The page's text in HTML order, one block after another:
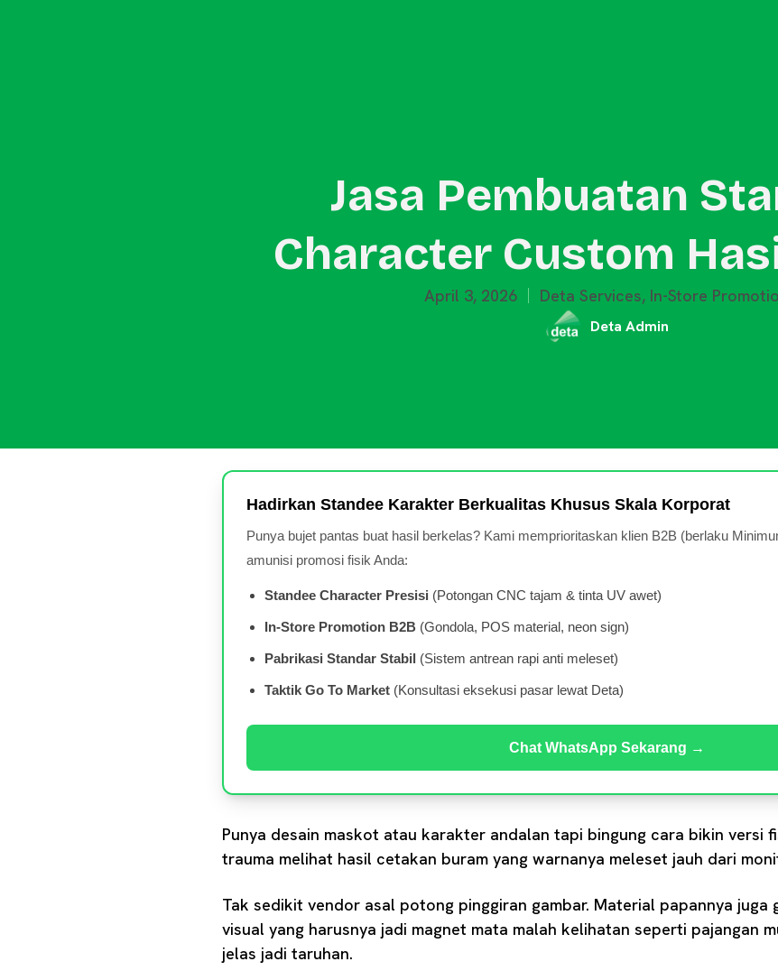
Jasa Pembuatan
Character Custom
April 3, 2026 Deta Services, In-Store
Deta Admin
Hadirkan Standee Karakter Berkualitas Khusus Skala Korporat
Punya bujet pantas buat hasil berkelas? Kami memprioritaskan klien B2B (berlaku
amunisi promosi fisik Anda:
Standee Character Presisi (Potongan CNC tajam & tinta UV awet)
In-Store Promotion B2B (Gondola, POS material, neon sign)
Pabrikasi Standar Stabil (Sistem antrean rapi anti meleset)
Taktik Go To Market (Konsultasi eksekusi pasar lewat Deta)
Chat WhatsApp Sekarang →
Punya desain maskot atau karakter andalan tapi bingung cara bikin versi
trauma melihat hasil cetakan buram yang warnanya meleset jauh dari
Tak sedikit vendor asal potong pinggiran gambar. Material papannya juga
visual yang harusnya jadi magnet mata malah kelihatan seperti pajangan
jelas jadi taruhan.